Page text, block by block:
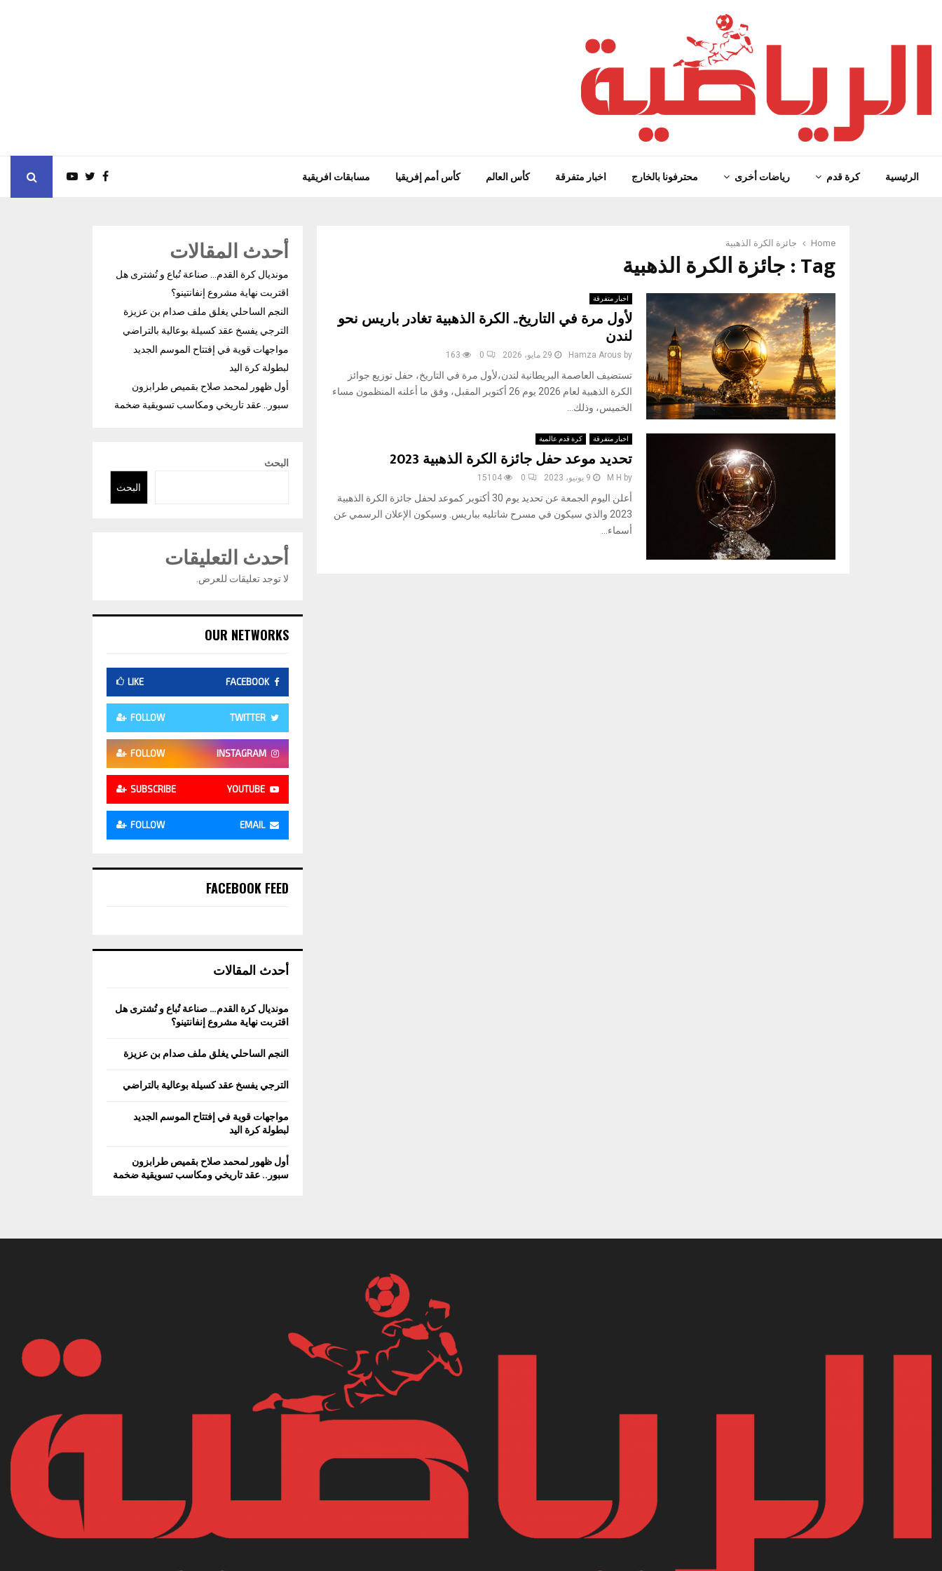
الرئيسية كرة قدم رياضات أخرى محترفونا بالخارج اخبار متفرقة كأس العالم كأس أمم إفريقيا مسابقات افريقية
Home جائزة الكرة الذهبية
Tag : جائزة الكرة الذهبية
اخبار متفرقة
لأول مرة في التاريخ.. الكرة الذهبية تغادر باريس نحو
لندن
by
Hamza Arous 29 مايو، 2026 0
163
تستضيف العاصمة البريطانية لندن،لأول مرة في التاريخ، حفل توزيع جوائز
الكرة الذهبية لعام 2026 يوم 26 أكتوبر المقبل، وفق ما أعلنه المنظمون مساء
الخميس، وذلك...
اخبار متفرقة كرة قدم عالمية
تحديد موعد حفل جائزة الكرة الذهبية 2023
by
M H 9 يونيو، 2023 0
15104
أعلن اليوم الجمعة عن تحديد يوم 30 أكتوبر كموعد لحفل جائزة الكرة الذهبية
2023 والذي سيكون في مسرح شاتليه بباريس. وسيكون الإعلان الرسمي عن
أسماء...
أحدث المقالات
مونديال كرة القدم… صناعة تُباع و تُشترى هل
اقتربت نهاية مشروع إنفانتينو؟
النجم الساحلي يغلق ملف صدام بن عزيزة
الترجي يفسخ عقد كسيلة بوعالية بالتراضي
مواجهات قوية في إفتتاح الموسم الجديد
لبطولة كرة اليد
أول ظهور لمحمد صلاح بقميص طرابزون
سبور.. عقد تاريخي ومكاسب تسويقية ضخمة
البحث
البحث
أحدث التعليقات
لا توجد تعليقات للعرض.
OUR NETWORKS
FACEBOOK
LIKE
TWITTER
FOLLOW
INSTAGRAM
FOLLOW
YOUTUBE
SUBSCRIBE
EMAIL
FOLLOW
FACEBOOK FEED
أحدث المقالات
مونديال كرة القدم… صناعة تُباع و تُشترى هل
اقتربت نهاية مشروع إنفانتينو؟
النجم الساحلي يغلق ملف صدام بن عزيزة
الترجي يفسخ عقد كسيلة بوعالية بالتراضي
مواجهات قوية في إفتتاح الموسم الجديد
لبطولة كرة اليد
أول ظهور لمحمد صلاح بقميص طرابزون
سبور.. عقد تاريخي ومكاسب تسويقية ضخمة